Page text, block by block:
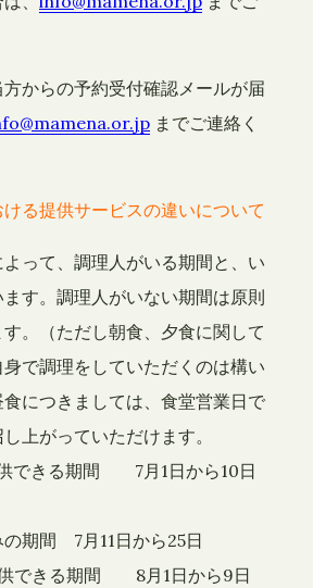
からの予約受付確認メールが届
までご連絡く
る提供サービスの違いについて
って、調理人がいる期間と、い
す。調理人がいない期間は原則
。（ただし朝食、夕食に関して
で調理をしていただくのは構い
につきましては、食堂営業日で
上がっていただけます。
できる期間 7月1日から10日
期間 7月11日から25日
できる期間 8月1日から9日